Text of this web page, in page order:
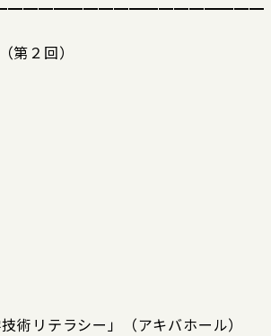
２回）
リテラシー」（アキバホール）